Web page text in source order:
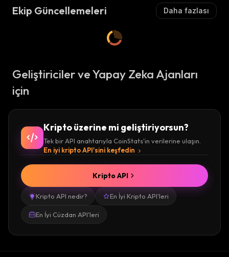
Ekip Güncellemeleri Daha fazlası
Geliştiriciler ve Yapay Zeka Ajanları
için
Kripto üzerine mi geliştiriyorsun?
Tek bir API anahtarıyla CoinStats'in verilerine ulaşın.
En iyi kripto API'sini keşfedin
Kripto API nedir? En İyi Kripto API'leri
En İyi Cüzdan API'leri
Kripto API